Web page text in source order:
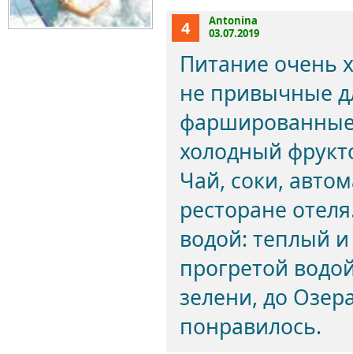
4
Antonina
03.07.2019
Питание очень
не привычные
фаршированные
холодный
Чай, соки,
ресторане
водой: теплый
прогретой
зелени, до
понравилось.